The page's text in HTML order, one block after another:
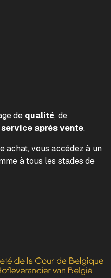
de qualité, de
service après vente.
achat, vous accédez à un
à tous les stades de